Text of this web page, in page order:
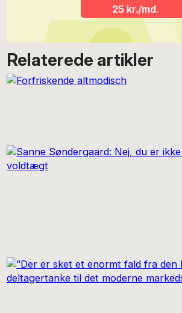
25 kr./md.
Relaterede artikler